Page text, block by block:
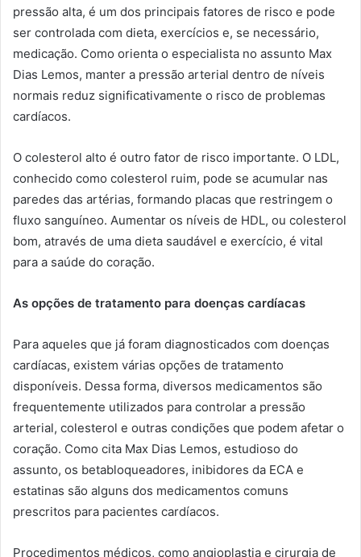
pressão alta, é um dos principais fatores de risco e pode
ser controlada com dieta, exercícios e, se necessário,
medicação. Como orienta o especialista no assunto Max
Dias Lemos, manter a pressão arterial dentro de níveis
normais reduz significativamente o risco de problemas
cardíacos.
O colesterol alto é outro fator de risco importante. O LDL,
conhecido como colesterol ruim, pode se acumular nas
paredes das artérias, formando placas que restringem o
fluxo sanguíneo. Aumentar os níveis de HDL, ou colesterol
bom, através de uma dieta saudável e exercício, é vital
para a saúde do coração.
As opções de tratamento para doenças cardíacas
Para aqueles que já foram diagnosticados com doenças
cardíacas, existem várias opções de tratamento
disponíveis. Dessa forma, diversos medicamentos são
frequentemente utilizados para controlar a pressão
arterial, colesterol e outras condições que podem afetar o
coração. Como cita Max Dias Lemos, estudioso do
assunto, os betabloqueadores, inibidores da ECA e
estatinas são alguns dos medicamentos comuns
prescritos para pacientes cardíacos.
Procedimentos médicos, como angioplastia e cirurgia de